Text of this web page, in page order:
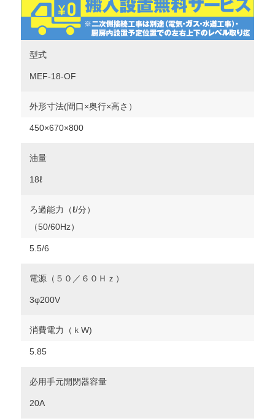
型式
MEF-18-OF
外形寸法(間口×奥行×高さ）
450×670×800
油量
18ℓ
ろ過能力（ℓ/分）
（50/60Hz）
5.5/6
電源（５０／６０Ｈｚ）
3φ200V
消費電力（ｋW)
5.85
必用手元開閉器容量
20A